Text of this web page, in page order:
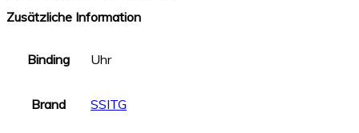
Zusätzliche Information
Binding Uhr
Brand SSITG